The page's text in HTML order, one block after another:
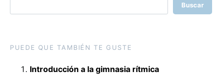
Buscar
PUEDE QUE TAMBIÉN TE GUSTE
Introducción a la gimnasia rítmica